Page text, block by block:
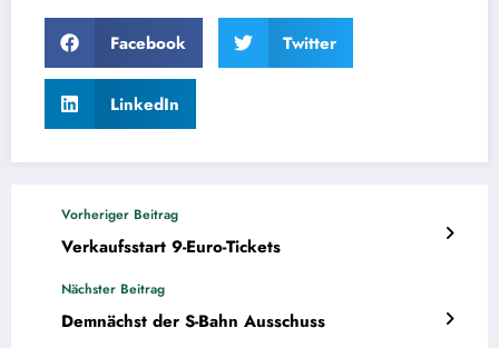
Facebook Twitter
LinkedIn
Vorheriger Beitrag
Verkaufsstart 9-Euro-Tickets
Nächster Beitrag
Demnächst der S-Bahn Ausschuss